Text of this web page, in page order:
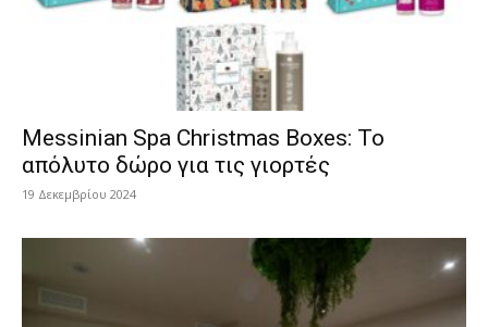
Messinian Spa Christmas Boxes: Το
απόλυτο δώρο για τις γιορτές
19 Δεκεμβρίου 2024